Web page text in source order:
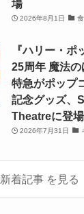
場
2026年8月1日
『ハリー・ポ
25周年 魔法
特急がポップ
記念グッズ、
Theatreに登場
2026年7月31日
新着記事 を見る